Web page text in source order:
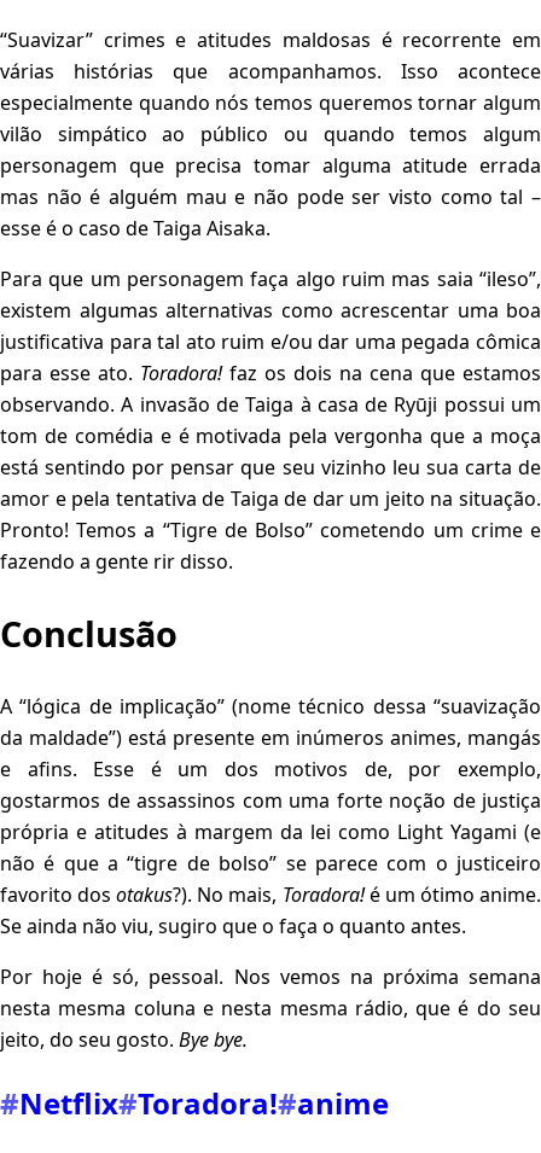
“Suavizar” crimes e atitudes maldosas é recorrente em
várias histórias que acompanhamos. Isso acontece
especialmente quando nós temos queremos tornar algum
vilão simpático ao público ou quando temos algum
personagem que precisa tomar alguma atitude errada
mas não é alguém mau e não pode ser visto como tal –
esse é o caso de Taiga Aisaka.
Para que um personagem faça algo ruim mas saia “ileso”,
existem algumas alternativas como acrescentar uma boa
justificativa para tal ato ruim e/ou dar uma pegada cômica
para esse ato. Toradora!faz os dois na cena que estamos
observando. A invasão de Taiga à casa de Ryūji possui um
tom de comédia e é motivada pela vergonha que a moça
está sentindo por pensar que seu vizinho leu sua carta de
amor e pela tentativa de Taiga de dar um jeito na situação.
Pronto! Temos a “Tigre de Bolso” cometendo um crime e
fazendo a gente rir disso.
Conclusão
A “lógica de implicação” (nome técnico dessa “suavização
da maldade”) está presente em inúmeros animes, mangás
e afins. Esse é um dos motivos de, por exemplo,
gostarmos de assassinos com uma forte noção de justiça
própria e atitudes à margem da lei como Light Yagami (e
não é que a “tigre de bolso” se parece com o justiceiro
favorito dosotakus?). No mais, Toradora!é um ótimo anime.
Se ainda não viu, sugiro que o faça o quanto antes.
Por hoje é só, pessoal. Nos vemos na próxima semana
nesta mesma coluna e nesta mesma rádio, que é do seu
jeito, do seu gosto. Bye bye.
#Netflix#Toradora!#anime